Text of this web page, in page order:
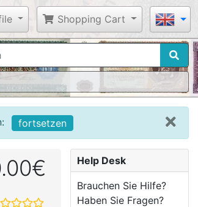
Shopping Cart
fortsetzen
Help Desk
Brauchen Sie Hilfe?
Haben Sie Fragen?